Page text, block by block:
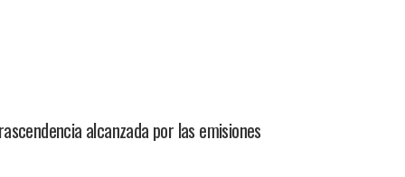
alcanzada por las emisiones